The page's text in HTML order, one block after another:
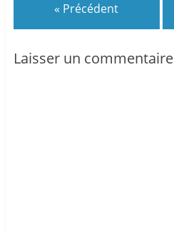
« Précédent
Laisser un commentaire